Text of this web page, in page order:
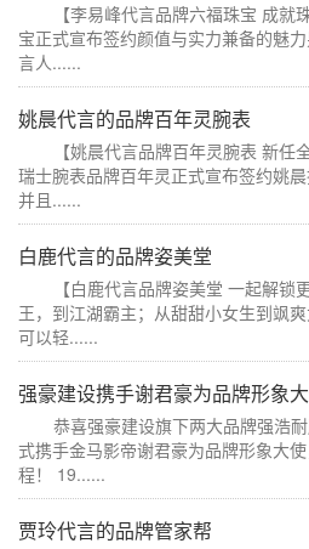
【李易峰代言品牌六福珠宝 成
宝正式宣布签约颜值与实力兼备的魅
言人......
姚晨代言的品牌百年灵腕表
【姚晨代言品牌百年灵腕表 新任
瑞士腕表品牌百年灵正式宣布签约姚晨
并且......
白鹿代言的品牌姿美堂
【白鹿代言品牌姿美堂 一起解锁
王，到江湖霸主；从甜甜小女生到飒
可以轻......
强豪建设携手谢君豪为品牌形象大
恭喜强豪建设旗下两大品牌强浩
式携手金马影帝谢君豪为品牌形象大
程！ 19......
贾玲代言的品牌管家帮